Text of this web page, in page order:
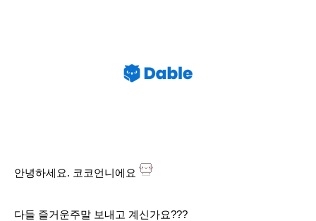
안녕하세요. 코코언니에요
다들 즐거운주말 보내고 계신가요???